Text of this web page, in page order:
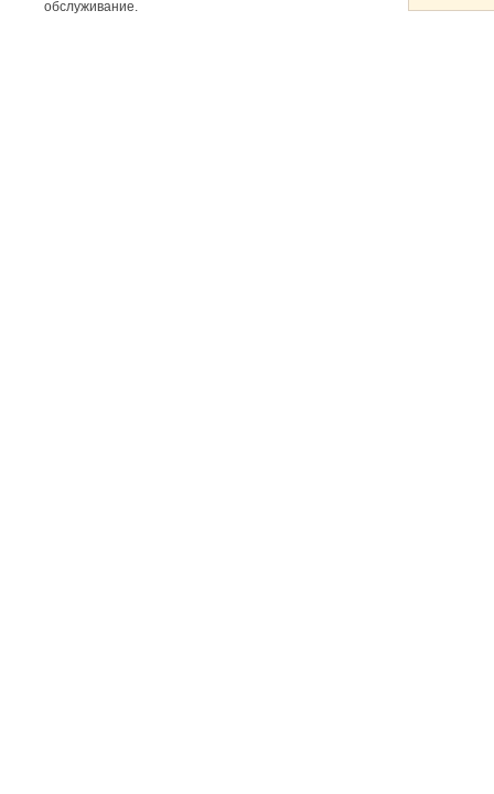
обслуживание.